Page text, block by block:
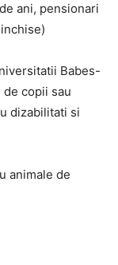
ani, pensionari
Babes-
copii sau
dizabilitati si
animale de